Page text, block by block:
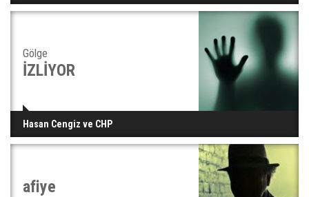
Gölge
İZLİYOR
Hasan Cengiz ve CHP
afiye